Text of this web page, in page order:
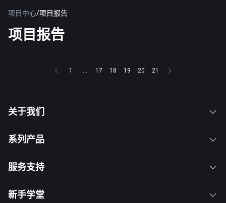
项目中心/项目报告
项目报告
1 ... 17 18 19 20 21
关于我们
系列产品
服务支持
新手学堂